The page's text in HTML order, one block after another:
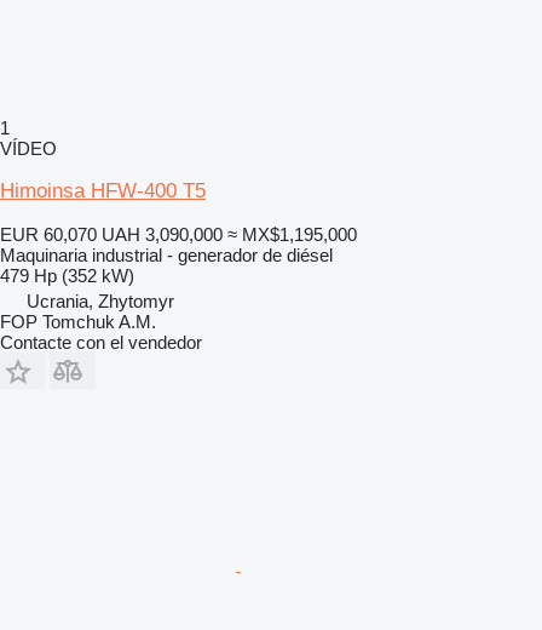
1
VÍDEO
Himoinsa HFW-400 T5
EUR 60,070 UAH 3,090,000 ≈ MX$1,195,000
Maquinaria industrial - generador de diésel
479 Hp (352 kW)
Ucrania, Zhytomyr
FOP Tomchuk A.M.
Contacte con el vendedor